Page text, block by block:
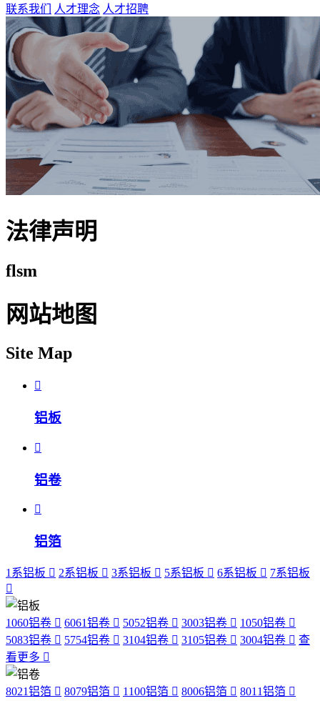
联系我们 人才理念 人才招聘
法律声明
flsm
网站地图
Site Map
铝板
铝卷
铝箔
1系铝板 2系铝板 3系铝板 5系铝板 6系铝板 7系铝板
1060铝卷 6061铝卷 5052铝卷 3003铝卷
1050铝卷
5083铝卷
5754铝卷 3104铝卷 3105铝卷 3004铝卷
查
看更多
8021铝箔 8079铝箔 1100铝箔 8006铝箔 8011铝箔